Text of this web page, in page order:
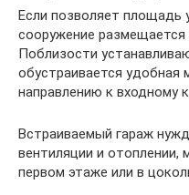
Если позволяет площадь
сооружение
Поблизости
обустраивается
направлению к входному
Встраиваемый гараж
вентиляции и отоплении,
первом этаже или в